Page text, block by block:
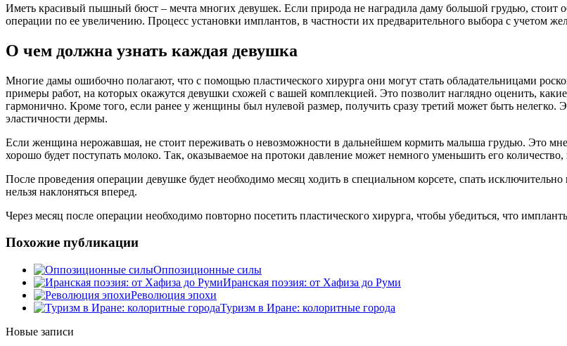
Иметь красивый пышный бюст – мечта многих девушек. Если природа не наградила даму большой грудью, стоит
операции по ее увеличению. Процесс установки имплантов, в частности их предварительного выбора с учетом
О чем должна узнать каждая девушка
Многие дамы ошибочно полагают, что с помощью пластического хирурга они могут стать обладательницами
примеры работ, на которых окажутся девушки схожей с вашей комплекцией. Это позволит наглядно оценить,
гармонично. Кроме того, если ранее у женщины был нулевой размер, получить сразу третий может быть нелегко.
эластичности дермы.
Если женщина нерожавшая, не стоит переживать о невозможности в дальнейшем кормить малыша грудью. Это
хорошо будет поступать молоко. Так, оказываемое на протоки давление может немного уменьшить его
После проведения операции девушке будет необходимо месяц ходить в специальном корсете, спать
нельзя наклоняться вперед.
Через месяц после операции необходимо повторно посетить пластического хирурга, чтобы убедиться, что
Похожие публикации
Оппозиционные силы
Иранская поэзия: от Хафиза до Руми
Революция эпохи
Туризм в Иране: колоритные города
Новые записи